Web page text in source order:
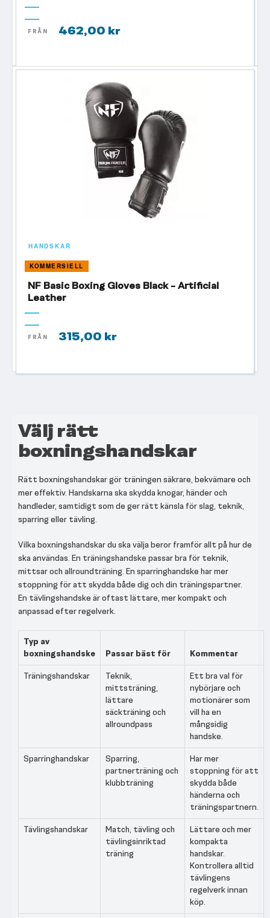
FRÅN 462,00 kr
HANDSKAR
KOMMERSIELL
NF Basic Boxing Gloves Black - Artificial
Leather
FRÅN 315,00 kr
Välj rätt
boxningshandskar
Rätt boxningshandskar gör träningen säkrare, bekvämare och
mer effektiv. Handskarna ska skydda knogar, händer och
handleder, samtidigt som de ger rätt känsla för slag, teknik,
sparring eller tävling.
Vilka boxningshandskar du ska välja beror framför allt på hur de
ska användas. En träningshandske passar bra för teknik,
mittsar och allroundträning. En sparringhandske har mer
stoppning för att skydda både dig och din träningspartner.
En tävlingshandske är oftast lättare, mer kompakt och
anpassad efter regelverk.
Typ av
boxningshandske
Passar bäst för
Kommentar
Träningshandskar
Teknik,
mittsträning,
lättare
säckträning och
allroundpass
Ett bra val för
nybörjare och
motionärer som
vill ha en
mångsidig
handske.
Sparringhandskar
Sparring,
partnerträning och
klubbträning
Har mer
stoppning för att
skydda både
händerna och
träningspartnern.
Tävlingshandskar
Match, tävling och
tävlingsinriktad
träning
Lättare och mer
kompakta
handskar.
Kontrollera alltid
tävlingens
regelverk innan
köp.